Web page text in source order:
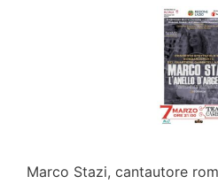
Marco Stazi, cantautore